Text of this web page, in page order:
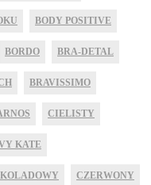
BODY POSITIVE
BORDO BRA-DETAL
BRAVISSIMO
CIELISTY
KATE
CZERWONY